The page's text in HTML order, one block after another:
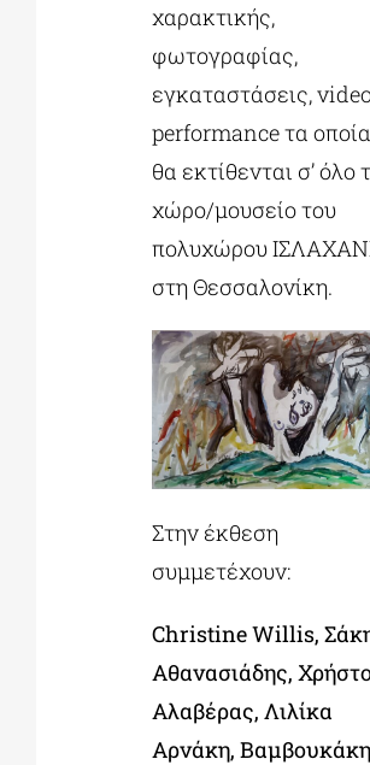
χαρακτικής,
φωτογραφίας,
εγκαταστάσεις,
performance τα οποία
θα εκτίθενται σ’ όλο
χώρο/μουσείο του
πολυχώρου
στη Θεσσαλονίκη.
Στην έκθεση
συμμετέχουν:
Christine Willis,
Αθανασιάδης,
Αλαβέρας, Λιλίκα
Αρνάκη, Βαμβουκάκη